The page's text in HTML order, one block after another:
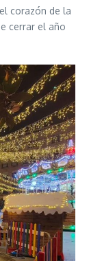
corazón de la
cerrar el año